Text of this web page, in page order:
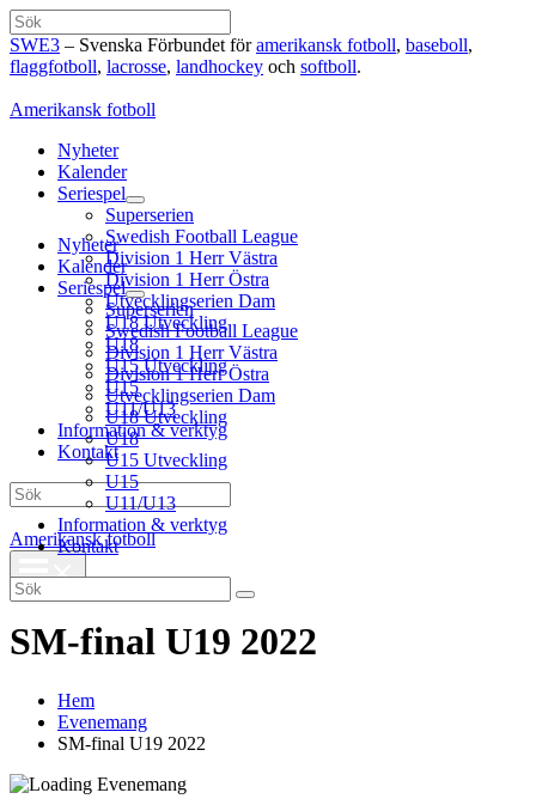
Hoppa
till
innehåll
Sök
SWE3 – Svenska Förbundet föramerikansk fotboll, baseboll,
flaggfotboll, lacrosse, landhockey och softboll.
Amerikansk fotboll
Nyheter
Kalender
Seriespel
Superserien
Swedish Football League
Division 1 Herr Västra
Division 1 Herr Östra
Utvecklingserien Dam
U18 Utveckling
U18
U15 Utveckling
U15
U11/U13
Information & verktyg
Kontakt
Sök
Amerikansk fotboll
Nyheter
Kalender
Seriespel
Superserien
Swedish Football League
Division 1 Herr Västra
Division 1 Herr Östra
Utvecklingserien Dam
U18 Utveckling
U18
U15 Utveckling
U15
U11/U13
Information & verktyg
Kontakt
Search
for:
SM-final U19 2022
Hem
Evenemang
SM-final U19 2022